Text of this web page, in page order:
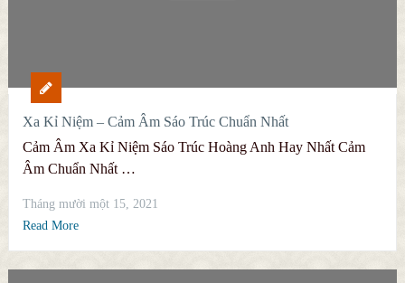
Xa Kỉ Niệm – Cảm Âm Sáo Trúc Chuẩn Nhất
Cảm Âm Xa Kỉ Niệm Sáo Trúc Hoàng Anh Hay Nhất Cảm
Âm Chuẩn Nhất …
Tháng mười một 15, 2021
Read More